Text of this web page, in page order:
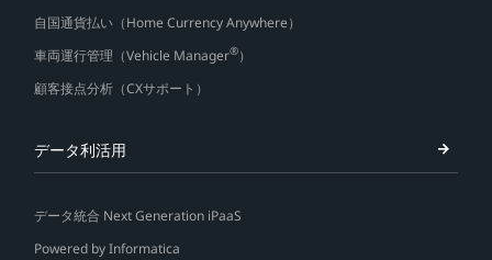
自国通貨払い（Home Currency Anywhere）
車両運行管理（Vehicle Manager®）
顧客接点分析（CXサポート）
データ利活用
データ統合 Next Generation iPaaS
Powered by Informatica